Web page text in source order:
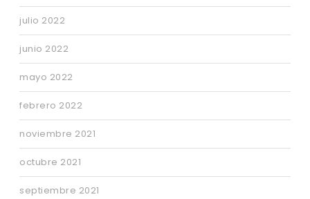
julio 2022
junio 2022
mayo 2022
febrero 2022
noviembre 2021
octubre 2021
septiembre 2021